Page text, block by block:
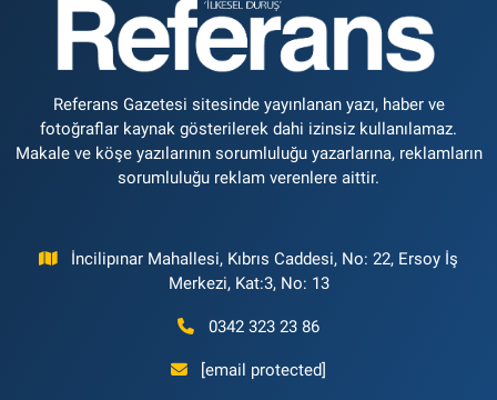
Referans Gazetesi sitesinde yayınlanan yazı, haber ve
fotoğraflar kaynak gösterilerek dahi izinsiz kullanılamaz.
Makale ve köşe yazılarının sorumluluğu yazarlarına, reklamların
sorumluluğu reklam verenlere aittir.
İncilipınar Mahallesi, Kıbrıs Caddesi, No: 22, Ersoy İş
Merkezi, Kat:3, No: 13
0342 323 23 86
[email protected]